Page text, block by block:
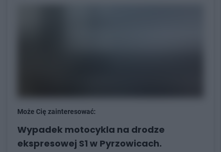
Może Cię zainteresować:
Wypadek motocykla na drodze
ekspresowej S1 w Pyrzowicach.